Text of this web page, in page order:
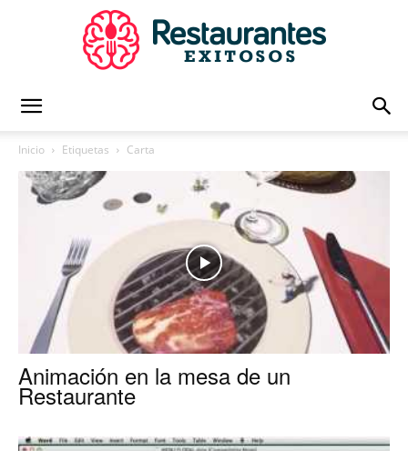
Exitosos
|
Capacitación
para
Inicio Etiquetas Carta
Animación en la mesa de un
Restaurante